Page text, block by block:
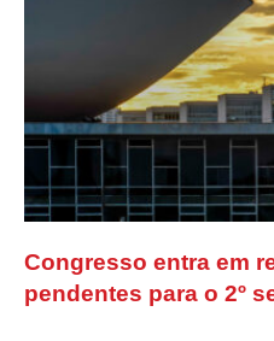
Congresso entra em
pendentes para o 2º